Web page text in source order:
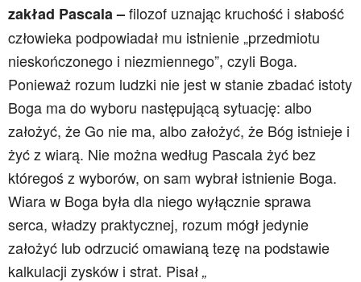
zakład Pascala –filozof uznając kruchość i słabość
człowieka podpowiadał mu istnienie „przedmiotu
nieskończonego i niezmiennego”, czyli Boga.
Ponieważ rozum ludzki nie jest w stanie zbadać istoty
Boga ma do wyboru następującą sytuację: albo
założyć, że Go nie ma, albo założyć, że Bóg istnieje i
żyć z wiarą. Nie można według Pascala żyć bez
któregoś z wyborów, on sam wybrał istnienie Boga.
Wiara w Boga była dla niego wyłącznie sprawa
serca, władzy praktycznej, rozum mógł jedynie
założyć lub odrzucić omawianą tezę na podstawie
kalkulacji zysków i strat. Pisał „